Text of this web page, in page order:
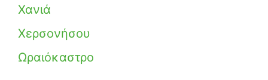
Χανιά
Χερσονήσου
Ωραιόκαστρο